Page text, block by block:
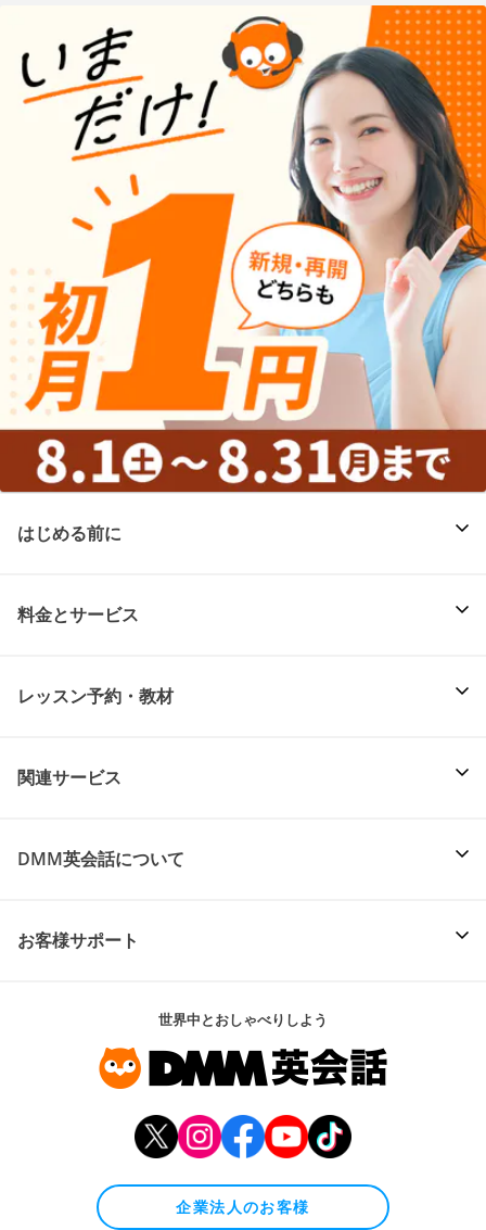
はじめる前に
料金とサービス
レッスン予約・教材
関連サービス
DMM英会話について
お客様サポート
世界中とおしゃべりしよう
企業法人のお客様